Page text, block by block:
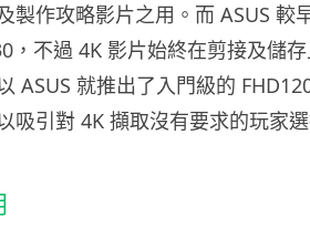
製作攻略影片之用。而 ASUS 較
，不過 4K 影片始終在剪接及儲
ASUS 就推出了入門級的
吸引對 4K 擷取沒有要求的玩家選